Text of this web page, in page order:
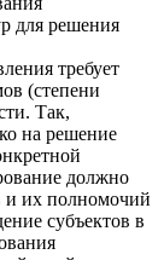
для решения
требует
(степени
Так,
на решение
должно
и их полномочий
субъектов в